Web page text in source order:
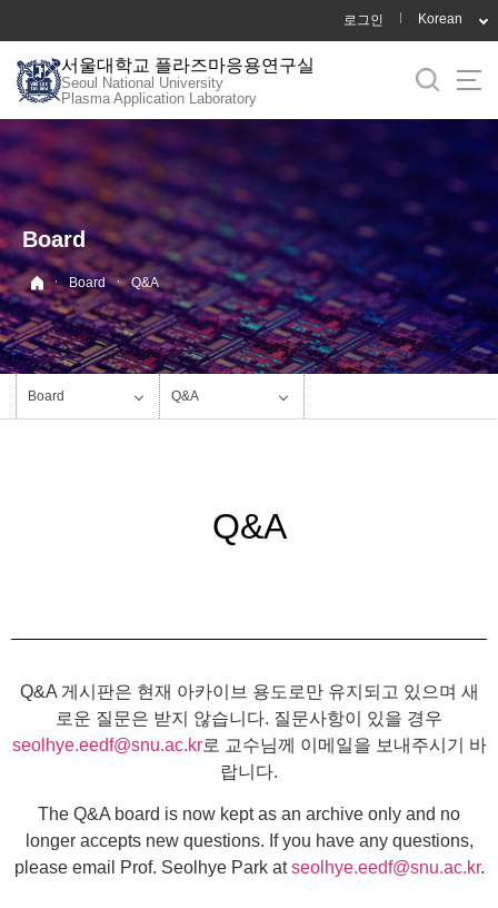
로
메
뉴
로그인 Korean
서울대학교 플라즈마응용연구실
Seoul National University
Plasma Application Laboratory
Board
· Board · Q&A
Board Q&A
Q&A
Q&A 게시판은 현재 아카이브 용도로만 유지되고 있으며 새
로운 질문은 받지 않습니다. 질문사항이 있을 경우
seolhye.eedf@snu.ac.kr로 교수님께 이메일을 보내주시기 바
랍니다.
The Q&A board is now kept as an archive only and no
longer accepts new questions. If you have any questions,
please email Prof. Seolhye Park atseolhye.eedf@snu.ac.kr.